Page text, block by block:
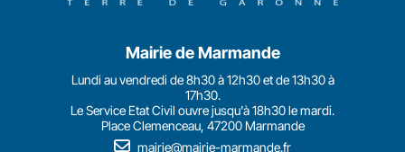
Mairie de Marmande
Lundi au vendredi de 8h30 à 12h30 et de 13h30 à
17h30.
Le Service Etat Civil ouvre jusqu'à 18h30 le mardi.
Place Clemenceau, 47200 Marmande
mairie@mairie-marmande.fr